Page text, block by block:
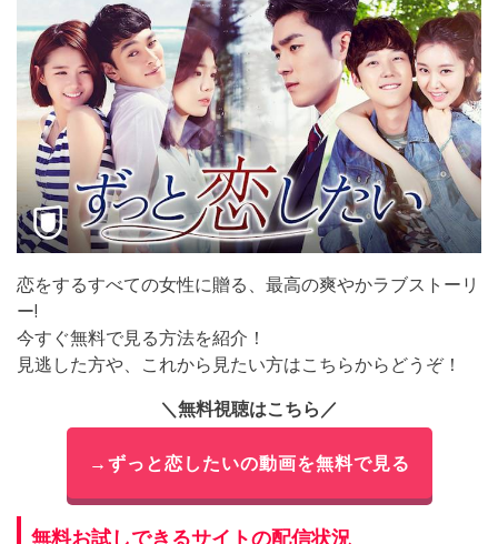
恋をするすべての女性に贈る、最高の爽やかラブストーリ
ー!
今すぐ無料で見る方法を紹介！
見逃した方や、これから見たい方はこちらからどうぞ！
＼無料視聴はこちら／
→ずっと恋したいの動画を無料で見る
無料お試しできるサイトの配信状況